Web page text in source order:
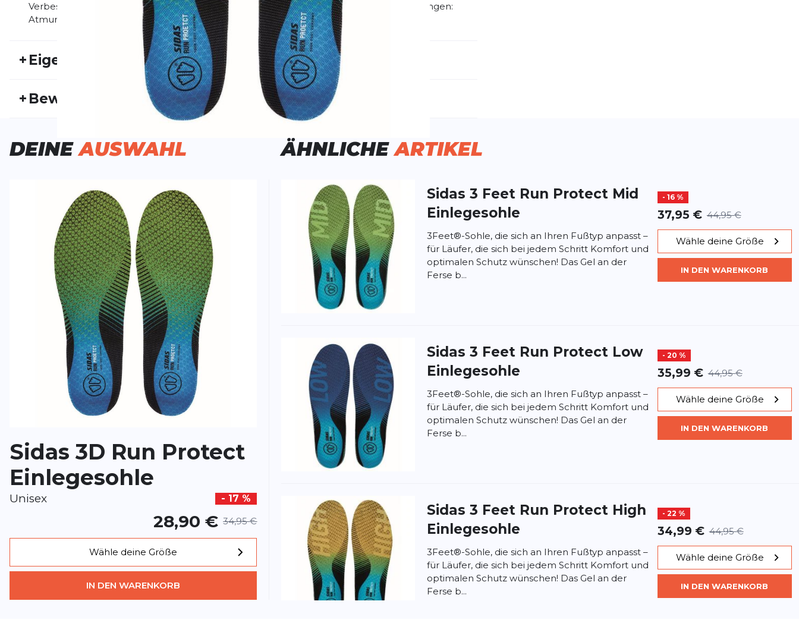
Verbesserter Vortrieb - Großer Gel-Pad: Verteilung von Aufprallbewegungen - Perforierungen:
Atmungsaktivität
+ Eigenschaften
SIDAS21HW30009 Fremdartikelnummer:
Aktivitätstyp:
Triathlon Geschlecht:
+ Bewertungen
3D Run Protect Einlegesohle
Vorname
Vorname
Überschrift
Überschrift
Rezension
Rezension
Pflichtfelder
Dieses Formular ist durch reCAPTCHA geschützt – es gelten die Datenschutzbestimmungenund Nutzungsbedingungen
DEINEAUSWAHL
Sidas 3D Run Protect
Einlegesohle
Unisex - 17 %
28,90 € 34,95 €
Wähle deine Größe
IN DEN WARENKORB
ÄHNLICHEARTIKEL
Sidas3 Feet Run Protect Mid
Einlegesohle
- 16 %
37,95 € 44,95 €
3Feet®-Sohle, die sich an Ihren Fußtyp anpasst –
für Läufer, die sich bei jedem Schritt Komfort und
optimalen Schutz wünschen! Das Gel an der
Ferse b...
Wähle deine Größe
IN DEN WARENKORB
Sidas3 Feet Run Protect Low
Einlegesohle
- 20 %
35,99 € 44,95 €
3Feet®-Sohle, die sich an Ihren Fußtyp anpasst –
für Läufer, die sich bei jedem Schritt Komfort und
optimalen Schutz wünschen! Das Gel an der
Ferse b...
Wähle deine Größe
IN DEN WARENKORB
Sidas3 Feet Run Protect High
Einlegesohle
- 22 %
34,99 € 44,95 €
3Feet®-Sohle, die sich an Ihren Fußtyp anpasst –
für Läufer, die sich bei jedem Schritt Komfort und
optimalen Schutz wünschen! Das Gel an der
Ferse b...
Wähle deine Größe
IN DEN WARENKORB